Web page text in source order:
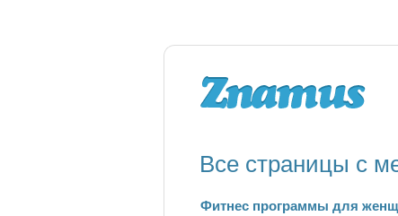
Все страницы с
Фитнес программы для